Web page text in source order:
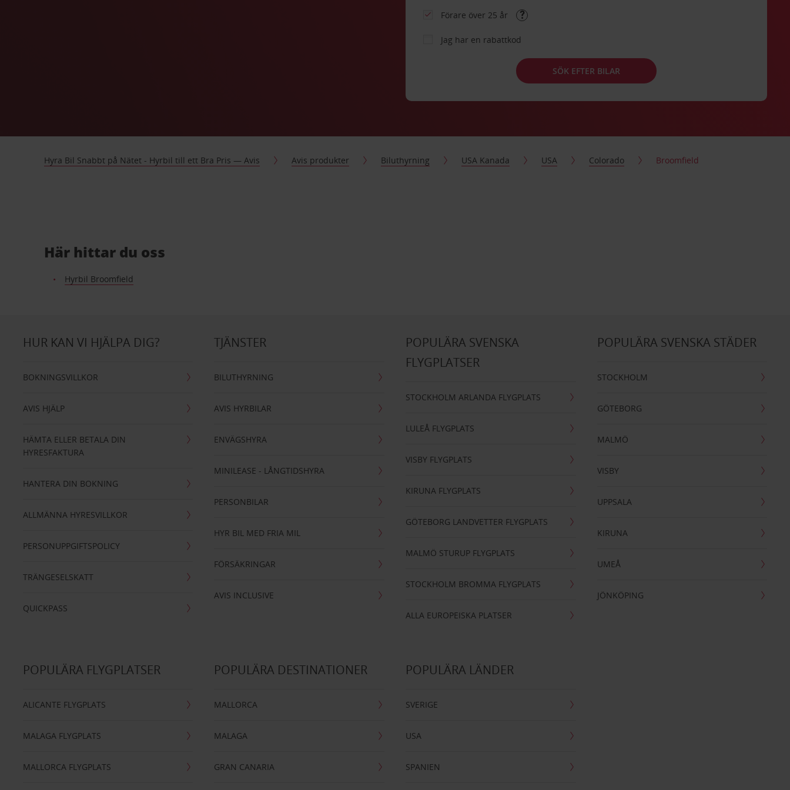
Förare över 25 år
Jag har en rabattkod
SÖK EFTER BILAR
Hyra Bil Snabbt på Nätet - Hyrbil till ett Bra Pris — Avis Avis produkter Biluthyrning USA Kanada USA Colorado Broomfield
Här hittar du oss
Hyrbil Broomfield
HUR KAN VI HJÄLPA DIG?
BOKNINGSVILLKOR
AVIS HJÄLP
HÄMTA ELLER BETALA DIN
HYRESFAKTURA
HANTERA DIN BOKNING
ALLMÄNNA HYRESVILLKOR
PERSONUPPGIFTSPOLICY
TRÄNGESELSKATT
QUICKPASS
TJÄNSTER
BILUTHYRNING
AVIS HYRBILAR
ENVÄGSHYRA
MINILEASE - LÅNGTIDSHYRA
PERSONBILAR
HYR BIL MED FRIA MIL
FÖRSÄKRINGAR
AVIS INCLUSIVE
POPULÄRA SVENSKA
FLYGPLATSER
STOCKHOLM ARLANDA FLYGPLATS
LULEÅ FLYGPLATS
VISBY FLYGPLATS
KIRUNA FLYGPLATS
GÖTEBORG LANDVETTER FLYGPLATS
MALMÖ STURUP FLYGPLATS
STOCKHOLM BROMMA FLYGPLATS
ALLA EUROPEISKA PLATSER
POPULÄRA SVENSKA STÄDER
STOCKHOLM
GÖTEBORG
MALMÖ
VISBY
UPPSALA
KIRUNA
UMEÅ
JÖNKÖPING
POPULÄRA FLYGPLATSER
ALICANTE FLYGPLATS
MALAGA FLYGPLATS
MALLORCA FLYGPLATS
POPULÄRA DESTINATIONER
MALLORCA
MALAGA
GRAN CANARIA
POPULÄRA LÄNDER
SVERIGE
USA
SPANIEN